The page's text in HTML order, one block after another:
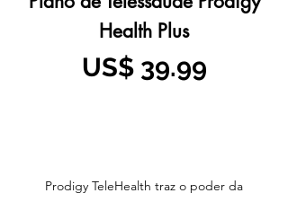
Health Plus
Prodigy TeleHealth traz o poder da
US$ 39.99